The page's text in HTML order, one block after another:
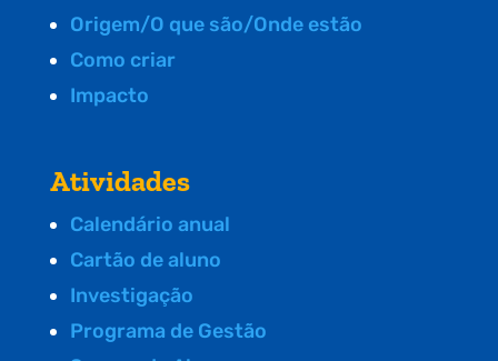
Origem/O que são/Onde estão
Como criar
Impacto
Atividades
Calendário anual
Cartão de aluno
Investigação
Programa de Gestão